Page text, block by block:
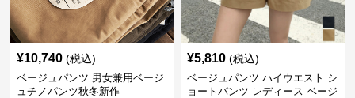
¥10,740 (税込)
ベージュパンツ 男女兼用ベージ
ュチノパンツ秋冬新作
¥5,810 (税込)
ベージュパンツ ハイウエスト シ
ョートパンツ レディース ベージ